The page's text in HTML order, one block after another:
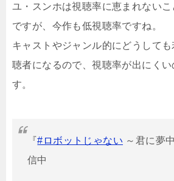
ユ・スンホは視聴率に恵まれない
ですが、今作も低視聴率ですね。
キャストやジャンル的にどうして
聴者になるので、視聴率が出にく
す。
『#ロボットじゃない ～君に夢
信中